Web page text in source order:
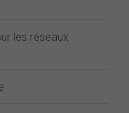
les réseaux